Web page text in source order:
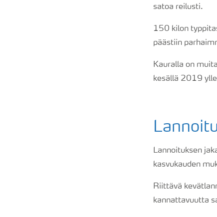
satoa reilusti.
150 kilon
päästiin
Kauralla on
kesällä 2019
Lannoituksen
kasvukauden
Riittävä
kannattavuutta